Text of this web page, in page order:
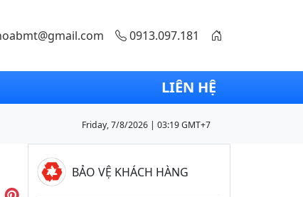
0913.097.181
LIÊN HỆ
Friday, 7/8/2026 | 03:19 GMT+7
BẢO VỆ KHÁCH HÀNG